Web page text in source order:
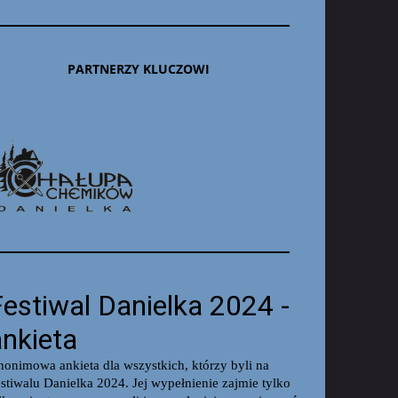
PARTNERZY KLUCZOWI